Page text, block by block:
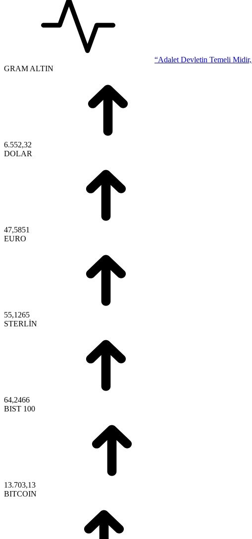
“Adalet Devletin Temeli
GRAM ALTIN
6.552,32
DOLAR
47,5851
EURO
55,1265
STERLİN
64,2466
BIST 100
13.703,13
BITCOIN